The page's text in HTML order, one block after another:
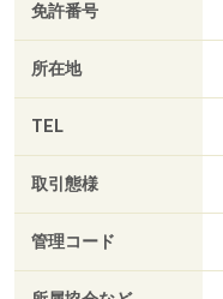
免許番号
所在地
TEL
取引態様
管理コード